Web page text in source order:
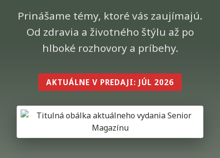
Prinášame témy, ktoré vás zaujímajú.
Od zdravia a životného štýlu až po
hlboké rozhovory a príbehy.
AKTUÁLNE V PREDAJI: JÚL 2026